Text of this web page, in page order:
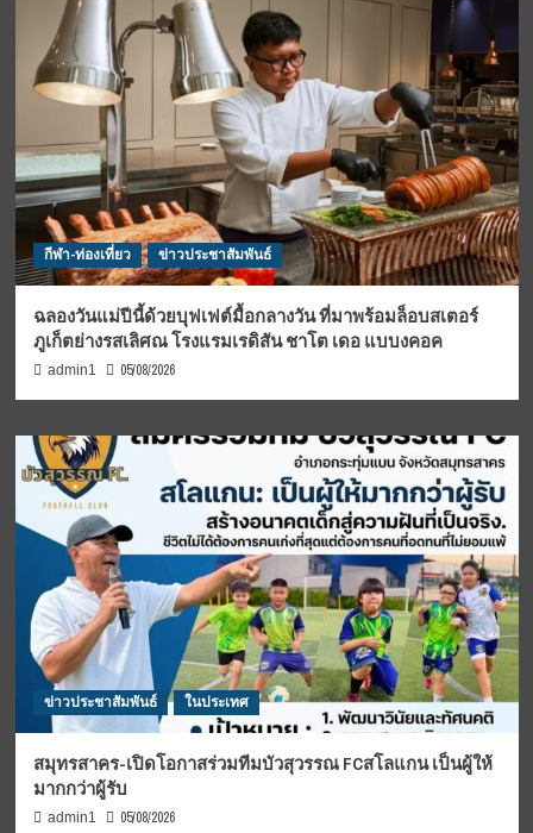
กีฬา-ท่องเที่ยว ข่าวประชาสัมพันธ์
ฉลองวันแม่ปีนี้ด้วยบุฟเฟต์มื้อกลางวัน ที่มาพร้อมล็อบสเตอร์
ภูเก็ตย่างรสเลิศณ โรงแรมเรดิสัน ชาโต เดอ แบบงคอค
admin1 05/08/2026
ข่าวประชาสัมพันธ์ ในประเทศ
สมุทรสาคร-เปิดโอกาสร่วมทีมบัวสุวรรณ FCสโลแกน เป็นผู้ให้
มากกว่าผู้รับ
admin1 05/08/2026